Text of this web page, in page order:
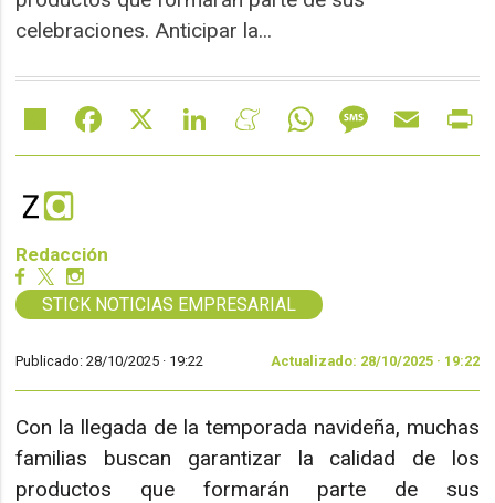
celebraciones. Anticipar la...
Share Facebook LinkedIn MeneameWhatsAppMessageEmail
Redacción
STICK NOTICIAS EMPRESARIAL
Publicado: 28/10/2025 · 19:22 Actualizado: 28/10/2025 · 19:22
Con la llegada de la temporada navideña, muchas
familias buscan garantizar la calidad de los
productos que formarán parte de sus